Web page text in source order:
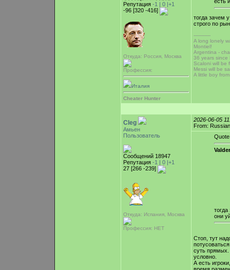
Репутация -1 | 0 |+1
-96 [320 -416]
Откуда: Россия, Москва
Профессия:
Италия
Cheater Hunter
тогда зачем
строго по
-----------
A long lonely
Montiel!
Argentina -
36 years since
Scaloni will be
Messi will be
A little boy
Cleg
Амьен
Пользователь
Сообщений 18947
Репутация -1 | 0 |+1
27 [266 -239]
Откуда: Испания, Москва
Профессия: НЕТ
2026-06-05
From:
Quote
они
Стоп, тут
суть прямых.
условно.
А есть